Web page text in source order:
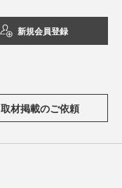
新規会員登録
取材掲載のご依頼